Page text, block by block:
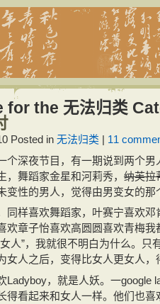
for the 无法归类
Posted in 无法归类 | 11
个深夜节目，有一期说到两个
，舞蹈家金星和河莉秀， 纳芙拉
变性的男人，觉得由男变女的那
同样喜欢舞蹈家，叶赛宁喜欢
欢章子怡喜欢高圆圆喜欢青梅
人”，我就很不明白为什么。
女人之后，变得比女人更女人，
Ladyboy，就是人妖。一google
得看起来和女人一样。他们也